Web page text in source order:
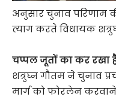
अनुसार चुनाव परिणाम
त्याग करते विधायक
चप्पल जूतों का कर रखा
शत्रुघ्न गौतम ने चुनाव
मार्ग को फोरलेन